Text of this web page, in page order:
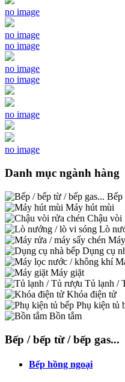
no image
no image
no image
no image
no image
no image
no image
Danh mục ngành hàng
Bếp
Máy hút mùi
Chậu vòi
Lò
Dụng cụ
Máy giặt
Tủ lạnh /
Khóa điện tử
Phụ kiện tủ
Bồn tắm
Bếp / bếp từ / bếp gas...
Bếp hồng ngoại